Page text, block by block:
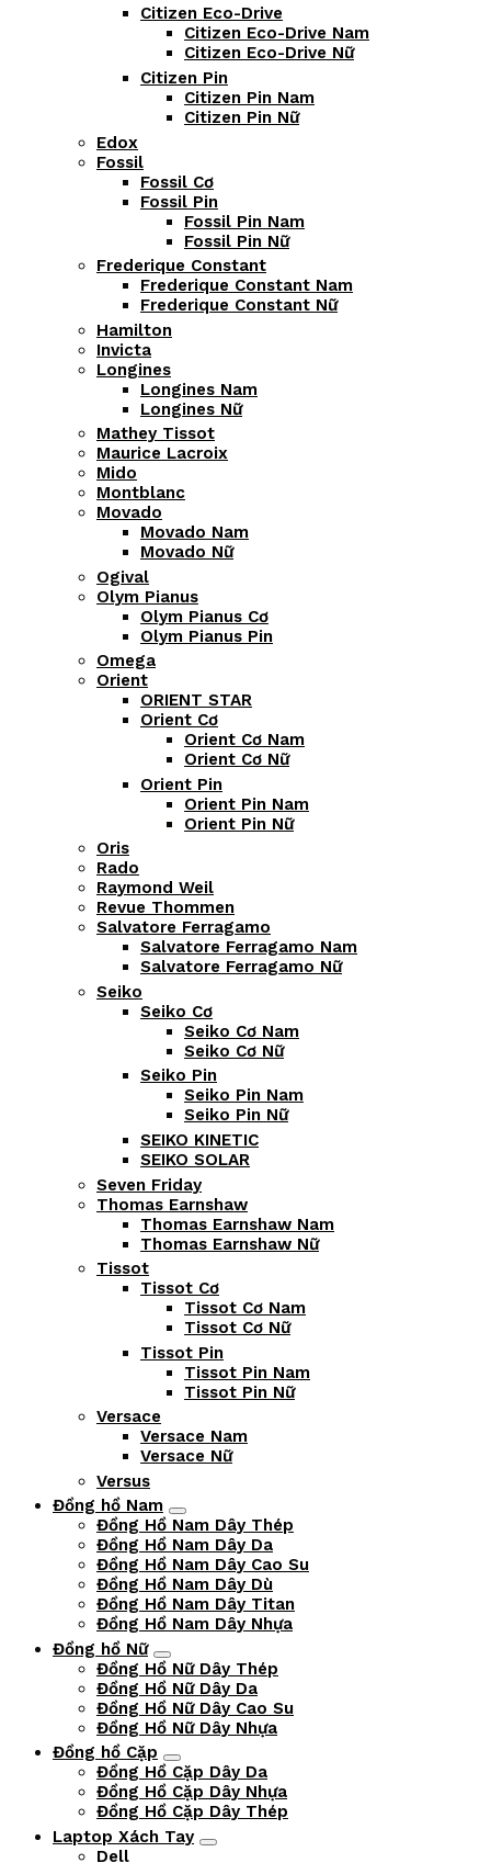
Citizen Eco-Drive
Citizen Eco-Drive Nam
Citizen Eco-Drive Nữ
Citizen Pin
Citizen Pin Nam
Citizen Pin Nữ
Edox
Fossil
Fossil Cơ
Fossil Pin
Fossil Pin Nam
Fossil Pin Nữ
Frederique Constant
Frederique Constant Nam
Frederique Constant Nữ
Hamilton
Invicta
Longines
Longines Nam
Longines Nữ
Mathey Tissot
Maurice Lacroix
Mido
Montblanc
Movado
Movado Nam
Movado Nữ
Ogival
Olym Pianus
Olym Pianus Cơ
Olym Pianus Pin
Omega
Orient
ORIENT STAR
Orient Cơ
Orient Cơ Nam
Orient Cơ Nữ
Orient Pin
Orient Pin Nam
Orient Pin Nữ
Oris
Rado
Raymond Weil
Revue Thommen
Salvatore Ferragamo
Salvatore Ferragamo Nam
Salvatore Ferragamo Nữ
Seiko
Seiko Cơ
Seiko Cơ Nam
Seiko Cơ Nữ
Seiko Pin
Seiko Pin Nam
Seiko Pin Nữ
SEIKO KINETIC
SEIKO SOLAR
Seven Friday
Thomas Earnshaw
Thomas Earnshaw Nam
Thomas Earnshaw Nữ
Tissot
Tissot Cơ
Tissot Cơ Nam
Tissot Cơ Nữ
Tissot Pin
Tissot Pin Nam
Tissot Pin Nữ
Versace
Versace Nam
Versace Nữ
Versus
Đồng hồ Nam
Đồng Hồ Nam Dây Thép
Đồng Hồ Nam Dây Da
Đồng Hồ Nam Dây Cao Su
Đồng Hồ Nam Dây Dù
Đồng Hồ Nam Dây Titan
Đồng Hồ Nam Dây Nhựa
Đồng hồ Nữ
Đồng Hồ Nữ Dây Thép
Đồng Hồ Nữ Dây Da
Đồng Hồ Nữ Dây Cao Su
Đồng Hồ Nữ Dây Nhựa
Đồng hồ Cặp
Đồng Hồ Cặp Dây Da
Đồng Hồ Cặp Dây Nhựa
Đồng Hồ Cặp Dây Thép
Laptop Xách Tay
Dell